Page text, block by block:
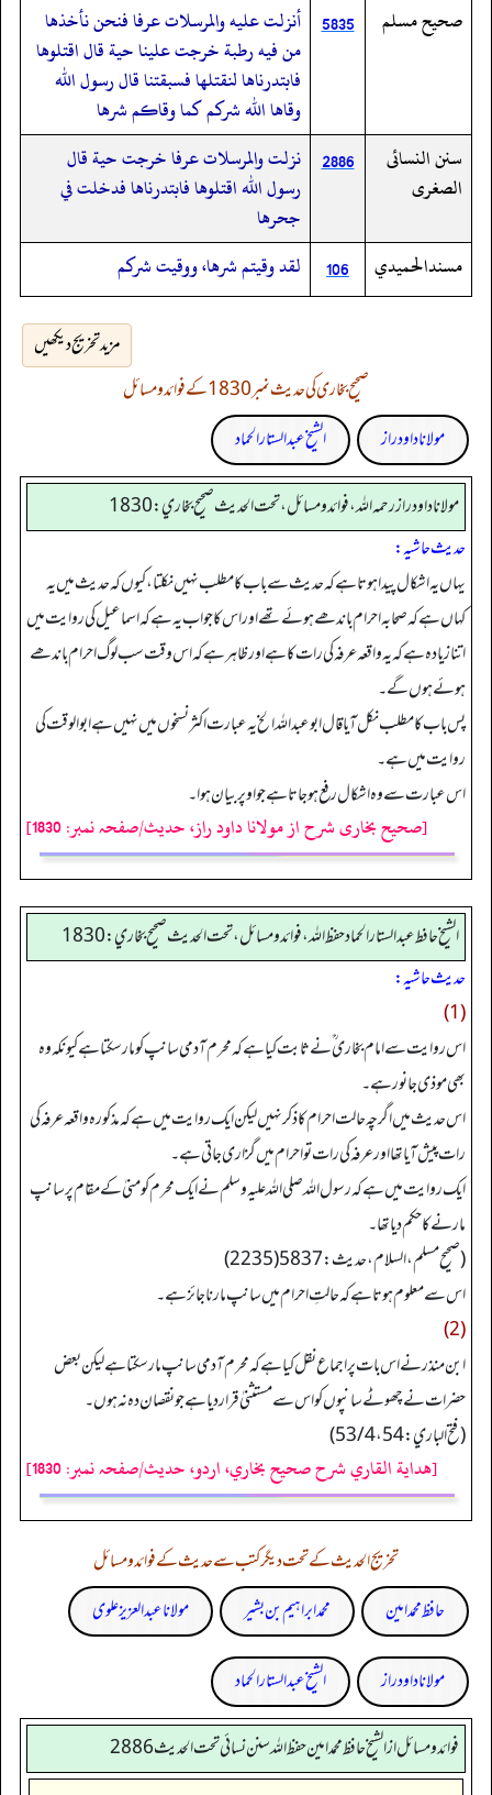
صحيح مسلم 5835 أنزلت عليه والمرسلات عرفا فنحن نأخذها
من فيه رطبة خرجت علينا حية قال اقتلوها
فابتدرناها لنقتلها فسبقتنا قال رسول الله
وقاها الله شركم كما وقاكم شرها
سنن النسائى
الصغرى
2886 نزلت والمرسلات عرفا خرجت حية قال
رسول الله اقتلوها فابتدرناها فدخلت في
جحرها
مسندالحميدي
106 لقد وقيتم شرها، ووقيت شركم
مزید تخریج دیکھیں
صحیح بخاری کی حدیث نمبر 1830 کے فوائد و مسائل
مولانا داود راز
الشیخ عبدالستار الحماد
مولانا داود راز رحمه الله، فوائد و مسائل، تحت الحديث صحيح بخاري: 1830
حدیث حاشیہ:
یہاں یہ اشکال پیدا ہوتا ہے کہ حدیث سے باب کا مطلب نہیں نکلتا، کیوں کہ حدیث میں یہ
کہاں ہے کہ صحابہ احرام باندھے ہوئے تھے اور اس کا جواب یہ ہے کہ اسماعیل کی روایت میں
اتنا زیادہ ہے کہ یہ واقعہ عرفہ کی رات کا ہے اور ظاہر ہے کہ اس وقت سب لوگ احرام باندھے
ہوئے ہوں گے۔
پس باب کا مطلب نکل آیا قال ابوعبداللہ الخ یہ عبارت اکثر نسخوں میں نہیں ہے ابوالوقت کی
روایت میں ہے۔
اس عبارت سے وہ اشکال رفع ہو جاتا ہے جو اوپر بیان ہوا۔
[صحیح بخاری شرح از مولانا داود راز، حدیث/صفحہ نمبر: 1830]
الشيخ حافط عبدالستار الحماد حفظ الله، فوائد و مسائل، تحت الحديث صحيح بخاري:1830
حدیث حاشیہ:
(1)
اس روایت سے امام بخاری ؒ نے ثابت کیا ہے کہ محرم آدمی سانپ کو مار سکتا ہے کیونکہ وہ
بھی موذی جانور ہے۔
اس حدیث میں اگرچہ حالت احرام کا ذکر نہیں لیکن ایک روایت میں ہے کہ مذکورہ واقعہ عرفہ کی
رات پیش آیا تھا اور عرفہ کی رات تو احرام میں گزاری جاتی ہے۔
ایک روایت میں ہے کہ رسول اللہ صلی اللہ علیہ وسلم نے ایک محرم کو منیٰ کے مقام پر سانپ
مارنے کا حکم دیا تھا۔
(صحیح مسلم، السلام، حدیث: 5837(2235)
اس سے معلوم ہوتا ہے کہ حالتِ احرام میں سانپ مارنا جائز ہے۔
(2)
ابن منذر نے اس بات پر اجماع نقل کیا ہے کہ محرم آدمی سانپ مار سکتا ہے لیکن بعض
حضرات نے چھوٹے سانپوں کو اس سے مستثنیٰ قرار دیا ہے جو نقصان دہ نہ ہوں۔
(فتح الباري: 53/4،54)
[هداية القاري شرح صحيح بخاري، اردو، حدیث/صفحہ نمبر: 1830]
تخریج الحدیث کے تحت دیگر کتب سے حدیث کے فوائد و مسائل
حافظ محمد امین
محمد ابراہیم بن بشیر مولانا عبد العزیز علوی
مولانا داود راز الشیخ عبدالستار الحماد
فوائد ومسائل از الشيخ حافظ محمد امين حفظ الله سنن نسائي تحت الحديث2886